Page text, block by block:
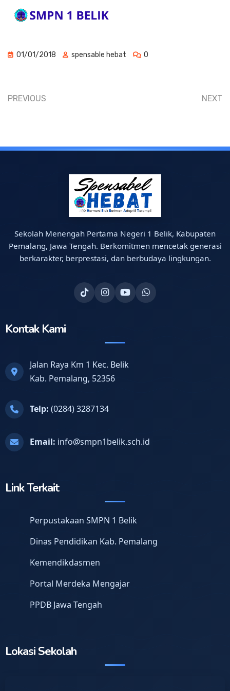
01/01/2018 spensable hebat 0
PREVIOUS NEXT
Sekolah Menengah Pertama Negeri 1 Belik, Kabupaten
Pemalang, Jawa Tengah. Berkomitmen mencetak generasi
berkarakter, berprestasi, dan berbudaya lingkungan.
Kontak Kami
Jalan Raya Km 1 Kec. Belik
Kab. Pemalang, 52356
Telp: (0284) 3287134
Email: info@smpn1belik.sch.id
Link Terkait
Perpustakaan SMPN 1 Belik
Dinas Pendidikan Kab. Pemalang
Kemendikdasmen
Portal Merdeka Mengajar
PPDB Jawa Tengah
Lokasi Sekolah